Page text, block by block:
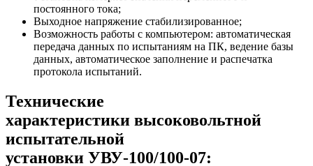
постоянного тока;
Выходное напряжение стабилизированное;
Возможность работы с компьютером: автоматическая
передача данных по испытаниям на ПК, ведение базы
данных, автоматическое заполнение и распечатка
протокола испытаний.
Технические
характеристики высоковольтной
испытательной
установки УВУ-100/100-07: